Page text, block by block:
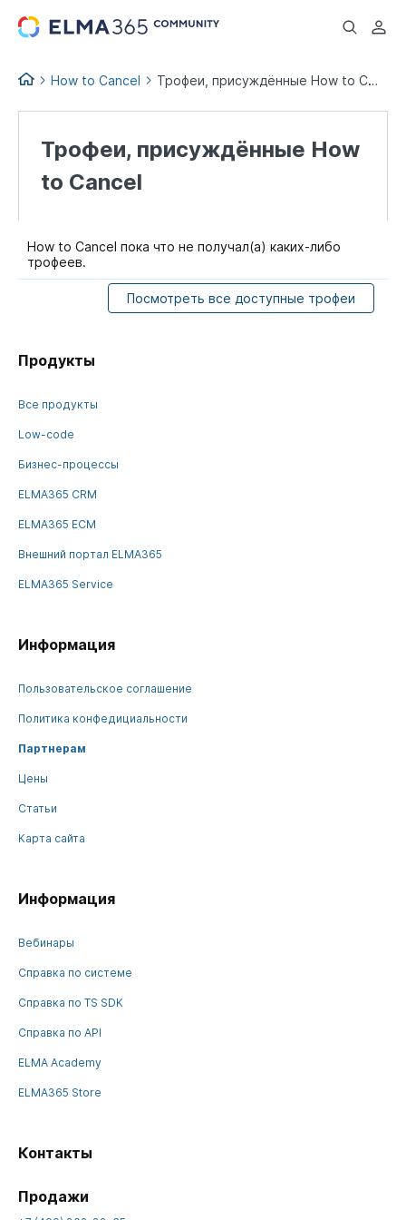
...
How to Cancel Трофеи, присуждённые How to Cancel
Трофеи, присуждённые How
to Cancel
How to Cancel пока что не получал(а) каких-либо
трофеев.
Посмотреть все доступные трофеи
Продукты
Все продукты
Low-code
Бизнес-процессы
ELMA365 CRM
ELMA365 ECM
Внешний портал ELMA365
ELMA365 Service
Информация
Пользовательское соглашение
Политика конфедициальности
Партнерам
Цены
Статьи
Карта сайта
Информация
Вебинары
Справка по системе
Справка по TS SDK
Справка по API
ELMA Academy
ELMA365 Store
Контакты
Продажи